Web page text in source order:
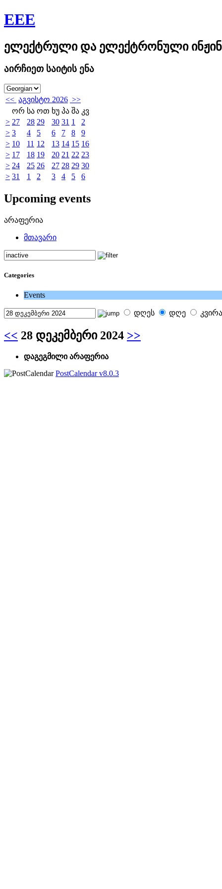
EEE
ელექტრული და ელექტრონული
აირჩიეთ საიტის ენა
<< აგვისტო 2026 >>
ორ სა ოთ ხუ პა შა კვ
> 27 28 29 30 31 1
2
> 3 4 5 6 7 8
9
> 10 11 12 13 14 15 16
> 17 18 19 20 21 22 23
> 24 25 26 27 28 29 30
> 31 1 2 3 4 5 6
Upcoming events
არაფერია
მთავარი
Categories
Events
დღეს დღე კვირა
<< 28 დეკემბერი 2024 >>
დაგეგმილი არაფერია
PostCalendar v8.0.3